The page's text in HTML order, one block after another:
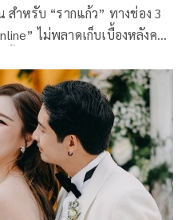
สำหรับ “รากแก้ว” ทางช่อง 3
ไม่พลาดเก็บเบื้องหลังค
ทิพย์ มนตรีกุล ณ อยุธยา และ
CHANGE2561 จำกัด